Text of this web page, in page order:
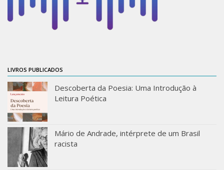
Auxílio Financeiro
Exame de Qualificação
Orientadores / Credenciamentos
Orientadores
Credenciamento / Recredenciamento de Orientador
Notícias da Pós
Aluno Especial
LIVROS PUBLICADOS
Descoberta da Poesia: Uma Introdução à
Leitura Poética
Mário de Andrade, intérprete de um Brasil
racista